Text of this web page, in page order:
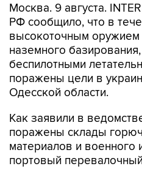
высокоточным
наземного
беспилотными
поражены цели в
Одесской области.
Как заявили в
материалов и военного
портовый
Отмечается, что в порту